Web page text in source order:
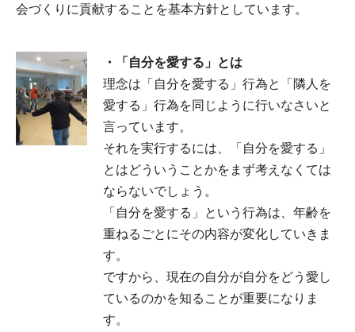
会づくりに貢献することを基本方針としています。
・「自分を愛する」とは
理念は「自分を愛する」行為と「隣人を
愛する」行為を同じように行いなさいと
言っています。
それを実行するには、「自分を愛する」
とはどういうことかをまず考えなくては
ならないでしょう。
「自分を愛する」という行為は、年齢を
重ねるごとにその内容が変化していきま
す。
ですから、現在の自分が自分をどう愛し
ているのかを知ることが重要になりま
す。